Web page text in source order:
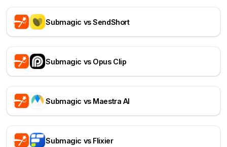
Submagic vs SendShort
Submagic vs Opus Clip
Submagic vs Maestra AI
Submagic vs Flixier